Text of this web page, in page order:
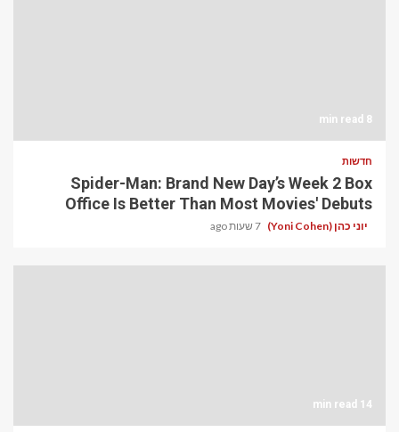
8 min read
חדשות
Spider-Man: Brand New Day’s Week 2 Box
Office Is Better Than Most Movies' Debuts
יוני כהן (Yoni Cohen) 7 שעות ago
14 min read